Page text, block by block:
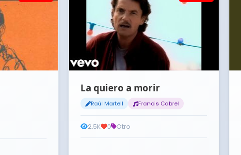
La quiero a morir
Raúl Martell Francis Cabrel
2.5K 0 Otro